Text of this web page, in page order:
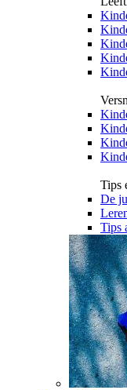
Tips
De
Tips